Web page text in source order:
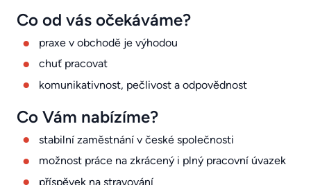
Co od vás očekáváme?
praxe v obchodě je výhodou
chuť pracovat
komunikativnost, pečlivost a odpovědnost
Co Vám nabízíme?
stabilní zaměstnání v české společnosti
možnost práce na zkrácený i plný pracovní úvazek
příspěvek na stravování